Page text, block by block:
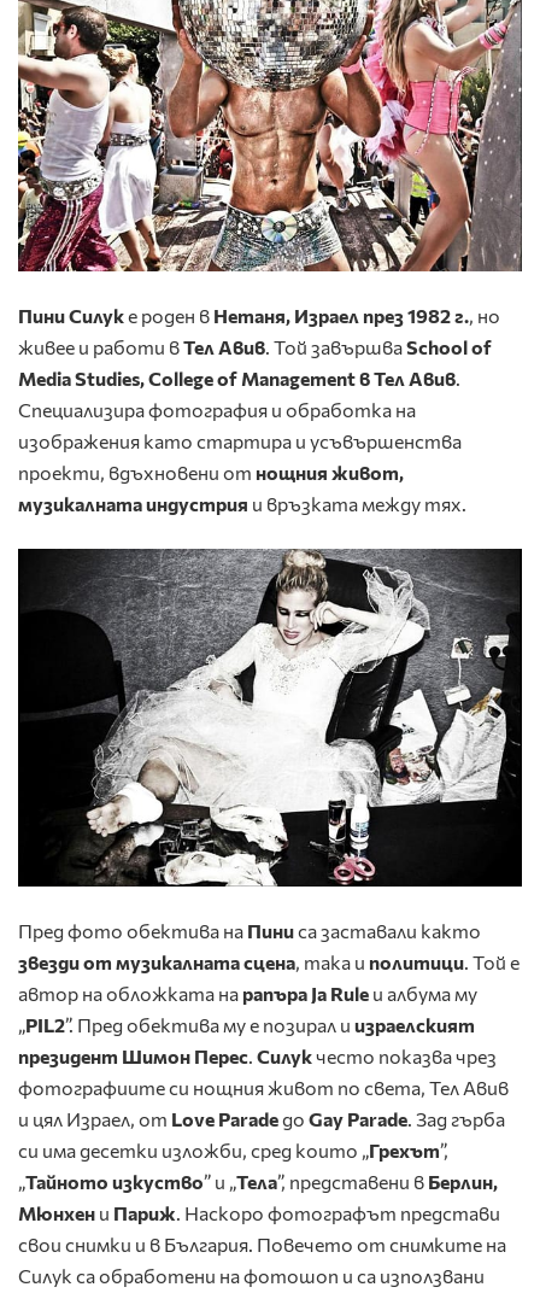
Пини Силуке роден в Нетаня, Израел през 1982 г., но
живее и работи вТел Авив. Той завършваSchool of
Media Studies, College of Managementв Тел Авив.
Специализира фотография и обработка на
изображения като стартира и усъвършенства
проекти, вдъхновени от нощния живот,
музикалната индустрия и връзката между тях.
Пред фото обектива на Пиниса заставали както
звезди от музикалната сцена, така и политици . Той е
автор на обложката на рапъра Ja Rule и албума му
„PIL2”. Пред обектива му е позирал и израелският
президент Шимон Перес Силукчесто показва чрез
фотографиите си нощния живот по света, Тел Авив
и цял Израел, от Love Paradeдо Gay Parade . Зад гърба
си има десетки изложби, сред които „Грехът”,
„Тайното изкуство” и „Тела”, представени в Берлин,
Мюнхен и Париж . Наскоро фотографът представи
свои снимки и в България. Повечето от снимките на
Силук са обработени на фотошоп и са използвани